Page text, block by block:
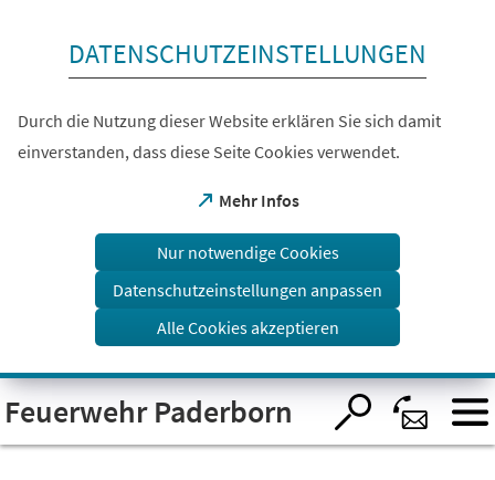
Visuelle
Assistenzsoftware
öffnen.
DATENSCHUTZEINSTELLUNGEN
Durch die Nutzung dieser Website erklären Sie sich damit
einverstanden, dass diese Seite Cookies verwendet.
Mehr Infos
(Öffnet
einem
Tab)
Nur notwendige Cookies
Datenschutzeinstellungen anpassen
Alle Cookies akzeptieren
Feuerwehr Paderborn